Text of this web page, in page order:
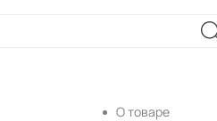
О товаре